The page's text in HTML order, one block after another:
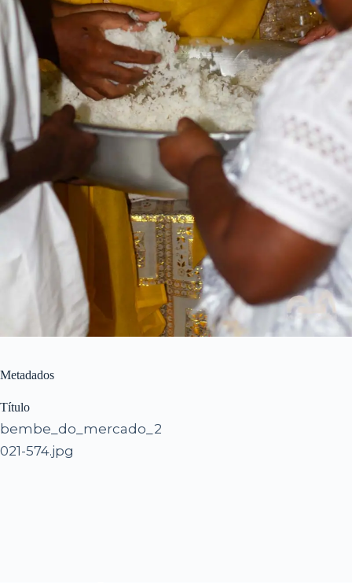
Metadados
Título
bembe_do_mercado_2
021-574.jpg